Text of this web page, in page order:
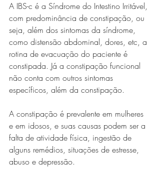
A IBS-c é a Síndrome do Intestino Irritável,
com predominância de constipação, ou
seja, além dos sintomas da síndrome,
como distensão abdominal, dores, etc, a
rotina de evacuação do paciente é
constipada. Já a constipação funcional
não conta com outros sintomas
específicos, além da constipação.
A constipação é prevalente em mulheres
e em idosos, e suas causas podem ser a
falta de atividade física, ingestão de
alguns remédios, situações de estresse,
abuso e depressão.